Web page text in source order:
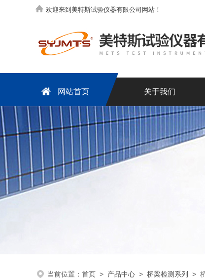
欢迎来到美特斯试验仪器有限公司网站！
网站首页 关于我们
当前位置： 首页 > 产品中心 > 桥梁检测系列 >